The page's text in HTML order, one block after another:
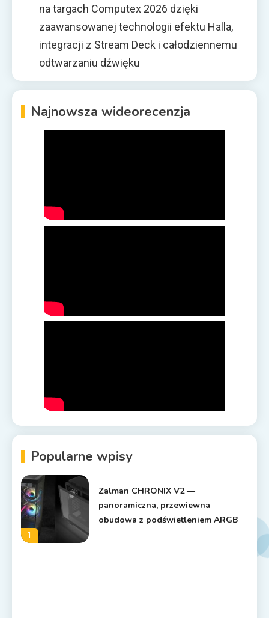
na targach Computex 2026 dzięki
zaawansowanej technologii efektu Halla,
integracji z Stream Deck i całodziennemu
odtwarzaniu dźwięku
Najnowsza wideorecenzja
Popularne wpisy
1
Zalman CHRONIX V2 —
panoramiczna, przewiewna
obudowa z podświetleniem ARGB